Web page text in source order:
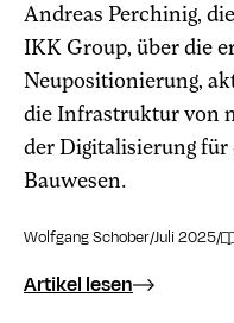
Andreas Perchinig,
IKK Group, über die
Neupositionierung,
die Infrastruktur von
der Digitalisierung für
Bauwesen.
Wolfgang Schober/Juli 2025/
Artikel lesen